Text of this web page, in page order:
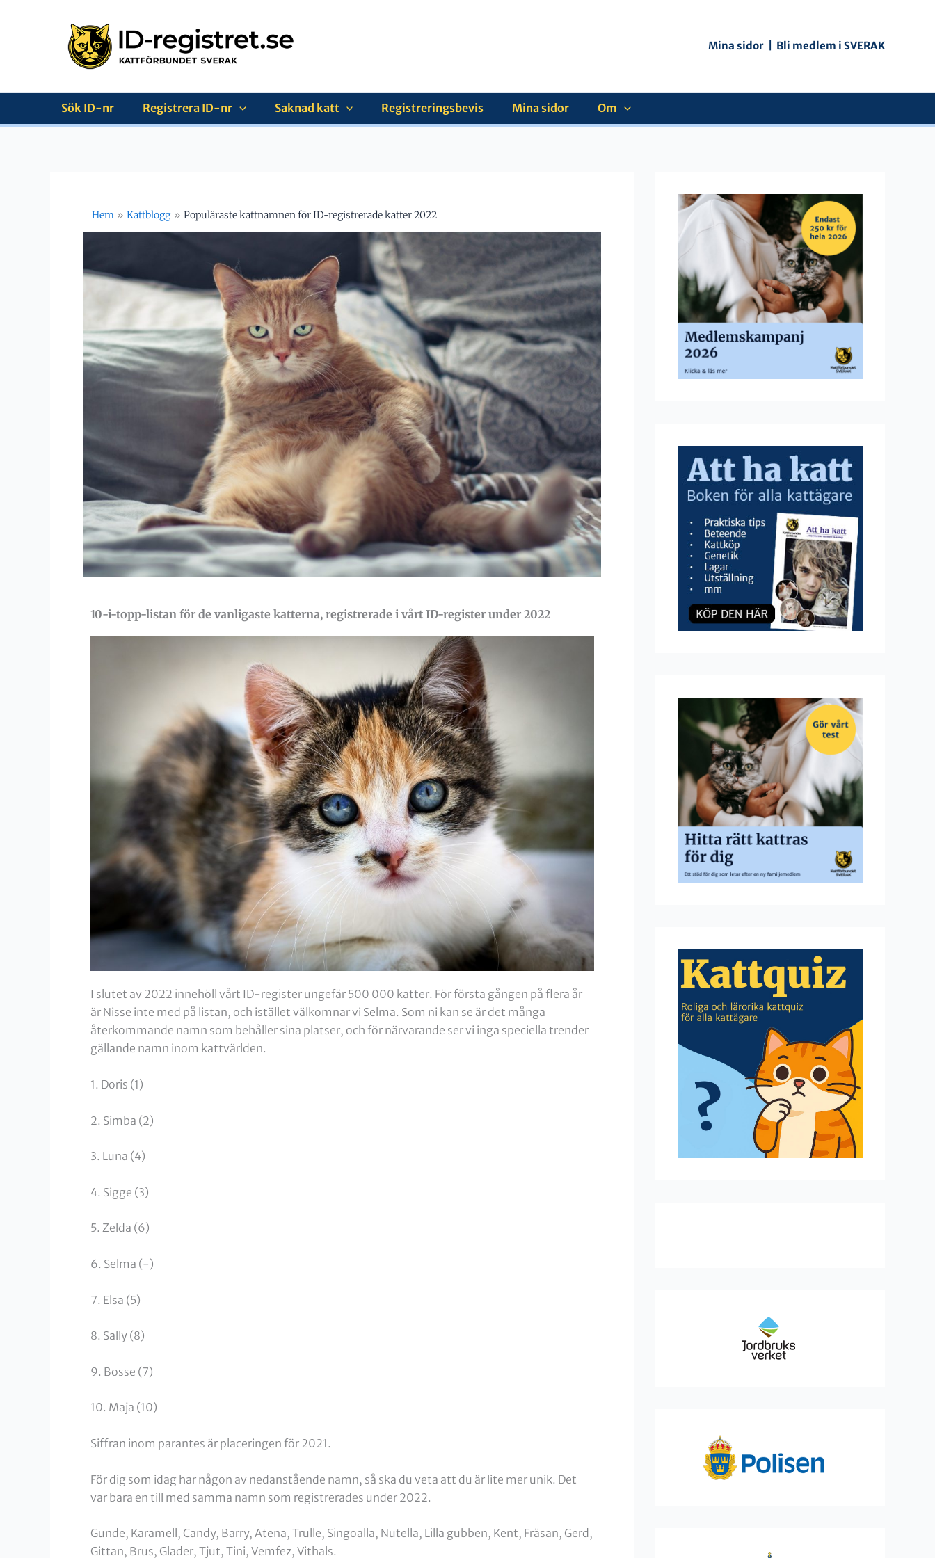
Mina sidor Bli medlem i SVERAK
Sök ID-nr Registrera ID-nr Saknad katt Registreringsbevis Mina sidor Om
Hem Kattblogg Populäraste kattnamnen för ID-registrerade katter 2022
10-i-topp-listan för de vanligaste katterna, registrerade i vårt ID-register under 2022
I slutet av 2022 innehöll vårt ID-register ungefär 500 000 katter. För första gången på flera år
är Nisse inte med på listan, och istället välkomnar vi Selma. Som ni kan se är det många
återkommande namn som behåller sina platser, och för närvarande ser vi inga speciella trender
gällande namn inom kattvärlden.
1. Doris (1)
2. Simba (2)
3. Luna (4)
4. Sigge (3)
5. Zelda (6)
6. Selma (-)
7. Elsa (5)
8. Sally (8)
9. Bosse (7)
10. Maja (10)
Siffran inom parantes är placeringen för 2021.
För dig som idag har någon av nedanstående namn, så ska du veta att du är lite mer unik. Det
var bara en till med samma namn som registrerades under 2022.
Gunde, Karamell, Candy, Barry, Atena, Trulle, Singoalla, Nutella, Lilla gubben, Kent, Fräsan, Gerd,
Gittan, Brus, Glader, Tjut, Tini, Vemfez, Vithals.